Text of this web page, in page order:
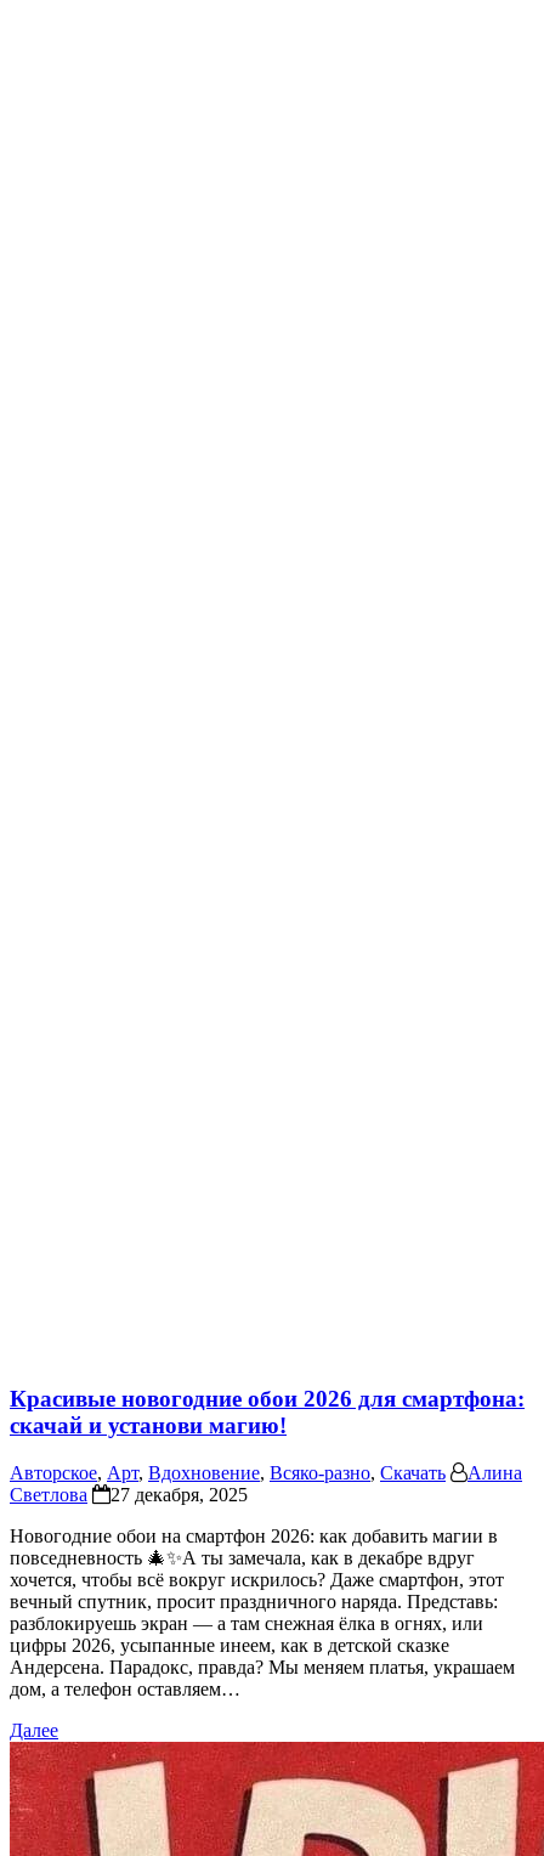
Красивые новогодние обои 2026 для смартфона:
скачай и установи магию!
Авторское, Арт, Вдохновение, Всяко-разно, Скачать
Алина
Светлова
27 декабря, 2025
Новогодние обои на смартфон 2026: как добавить магии в
повседневность 🎄✨А ты замечала, как в декабре вдруг
хочется, чтобы всё вокруг искрилось? Даже смартфон, этот
вечный спутник, просит праздничного наряда. Представь:
разблокируешь экран — а там снежная ёлка в огнях, или
цифры 2026, усыпанные инеем, как в детской сказке
Андерсена. Парадокс, правда? Мы меняем платья, украшаем
дом, а телефон оставляем…
Далее